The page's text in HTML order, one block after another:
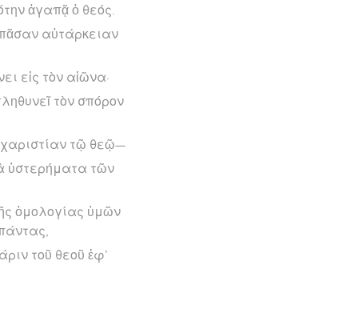
ἀγαπᾷ ὁ θεός.
αὐτάρκειαν
εἰς τὸν αἰῶνα·
τὸν σπόρον
τῷ θεῷ—
ὑστερήματα τῶν
ὁμολογίας ὑμῶν
τοῦ θεοῦ ἐφ’